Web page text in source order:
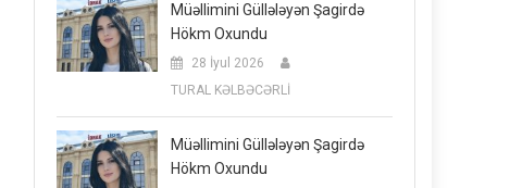
Müəllimini Güllələyən Şagirdə
Hökm Oxundu
28 İyul 2026
TURAL KƏLBƏCƏRLİ
Müəllimini Güllələyən Şagirdə
Hökm Oxundu